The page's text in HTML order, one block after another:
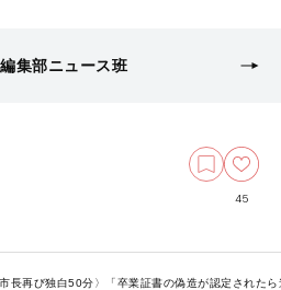
集部ニュース班
45
市長再び独白50分〉「卒業証書の偽造が認定された